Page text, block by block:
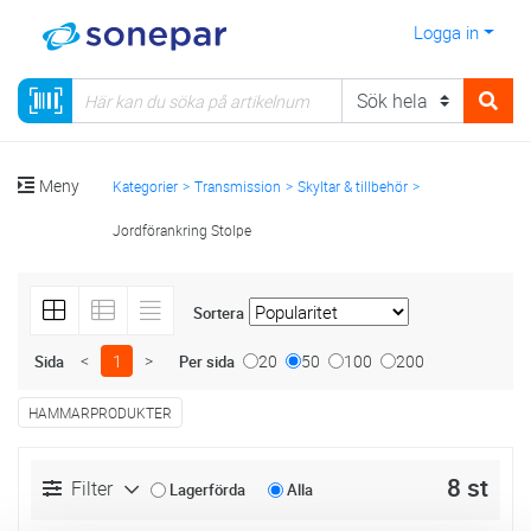
Logga in
Meny Kategorier Transmission Skyltar & tillbehör
Jordförankring Stolpe
Sortera
Sida < 1 > Per sida 20 50 100 200
HAMMARPRODUKTER
Filter Lagerförda Alla 8 st